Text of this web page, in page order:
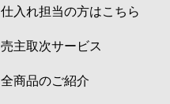
仕入れ担当の方はこちら
売主取次サービス
全商品のご紹介